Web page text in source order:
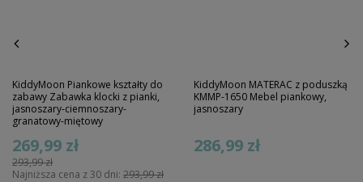
KiddyMoon Piankowe kształty do
zabawy Zabawka klocki z pianki,
jasnoszary-ciemnoszary-
granatowy-miętowy
293,99 zł
269,99 zł
Najniższa cena z 30 dni: 293,99 zł
KiddyMoon MATERAC z poduszką
KMMP-1650 Mebel piankowy,
jasnoszary
286,99 zł